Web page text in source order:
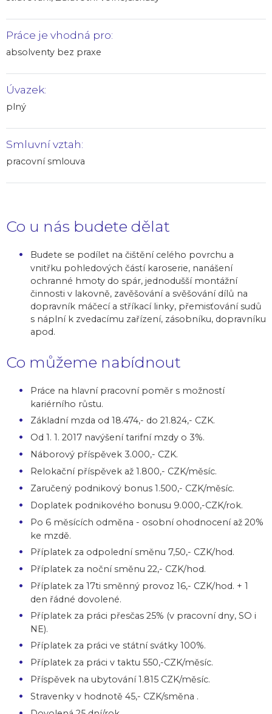
Práce je vhodná pro:
absolventy bez praxe
Úvazek:
plný
Smluvní vztah:
pracovní smlouva
Co u nás budete dělat
Budete se podílet na čištění celého povrchu a
vnitřku pohledových částí karoserie, nanášení
ochranné hmoty do spár, jednodušší montážní
činnosti v lakovně, zavěšování a svěšování dílů na
dopravník máčecí a stříkací linky, přemisťování sudů
s náplní k zvedacímu zařízení, zásobníku, dopravníku
apod.
Co můžeme nabídnout
Práce na hlavní pracovní poměr s možností
kariérního růstu.
Základní mzda od 18.474,- do 21.824,- CZK.
Od 1. 1. 2017 navýšení tarifní mzdy o 3%.
Náborový příspěvek 3.000,- CZK.
Relokační příspěvek až 1.800,- CZK/měsíc.
Zaručený podnikový bonus 1.500,- CZK/měsíc.
Doplatek podnikového bonusu 9.000,-CZK/rok.
Po 6 měsících odměna - osobní ohodnocení až 20%
ke mzdě.
Příplatek za odpolední směnu 7,50,- CZK/hod.
Příplatek za noční směnu 22,- CZK/hod.
Příplatek za 17ti směnný provoz 16,- CZK/hod. + 1
den řádné dovolené.
Příplatek za práci přesčas 25% (v pracovní dny, SO i
NE).
Příplatek za práci ve státní svátky 100%.
Příplatek za práci v taktu 550,-CZK/měsíc.
Příspěvek na ubytování 1.815 CZK/měsíc.
Stravenky v hodnotě 45,- CZK/směna .